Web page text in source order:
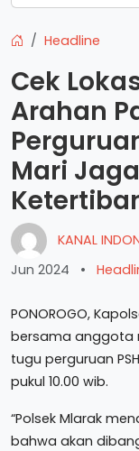
Headline
Cek
Arahan
Mari
KANAL
Jun 2024
•
PONOROGO,
bersama anggota
tugu perguruan
pukul 10.00 wib.
“Polsek Mlarak
bahwa akan